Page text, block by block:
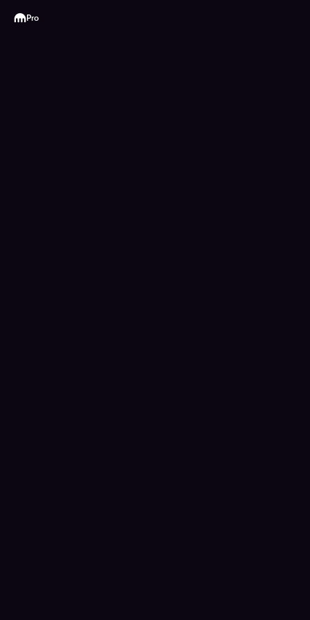
Kraken
Pro